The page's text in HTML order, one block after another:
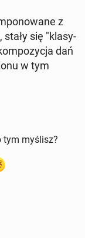
z
stały się "kla­sy­
dań
w tym
tym myślisz?